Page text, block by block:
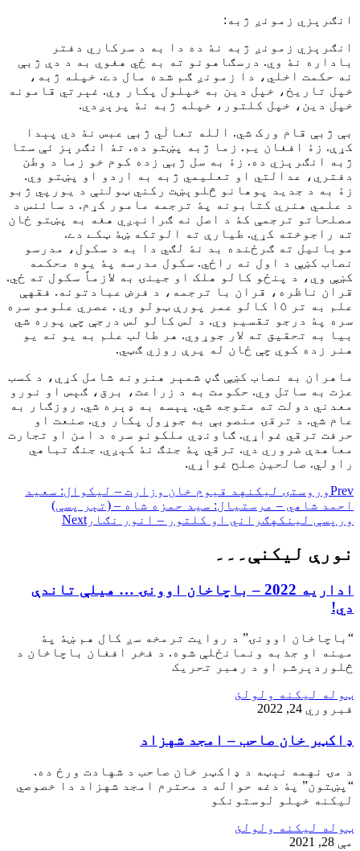
انګرېزي زمونږ ژبه:
انګرېزي زمونږ ژبه نۀ ده دا به د سرکاري دفتر
باداره نۀ وي. درسګاهونو ته به ځي هغوي به د دې ژبې
نه حکمت اخلي، دا زمونږ ګم شده مال دے. خپله ژبه،
خپل تاريخ، خپل دين به خپلول پکار وي. غېرتي قامونه
خپل دين، خپل کلتور، خپله ژبه نۀ پرېږدي.
بې ژبې قام ورک شي. الله تعالٰي ژبې عبس نۀ دي پېدا
کړې. زۀ افغان يم. زما ژبه پښتو ده. تۀ انګرېز ئې ستا
ژبه انګرېزي ده. زۀ به سل ژبې زده کوم خو زما د وطن
دفتري، عدالتي او تعليمي ژبه به اردو او پښتو وي.
زۀ به د جديد پوهانو څلوېښت رکني ټولنې د يورپي ژبو
د علمي هنري کتابونه پۀ ترجمه مامور کړم. د سائنس د
مصلحاتو ترجمې کۀ د اصل نه ګرانېږي هغه به پښتو ځان
ته راجوخته کړي. طيارې ته الوتکه ښۀ ټکے دے.
موبائيل ته ګرځنده بد نۀ لګي دا به د سکول، مدرسو
نصاب کښې د اول نه راځي. سکول مدرسه پۀ يوه محکمه
کښې وي، د پنځو کالو هلک او جينۍ به لازماً سکول ته ځي.
قران ناظره، قران با ترجمه، د فرض عبادتونه. فقهې
علم به تر ١٥ کالو عمر پورې ټولو وي . عصري علومو سره
سره پۀ درجو تقسيم وي. د لس کالو لس درجې چې پوره شي
بيا به تحقيق ته لار جوړوي. هر طالب علم به يو نه يو
هنر زده کوي چې ځان له پرې روزي ګټي.
ماهران به نصاب کښې ګڼ شمېر هنرونه شامل کړي، د کسب
عزت به ساتل وي. حکومت به د زراعت، برق، ګېس او نورو
معدني دولت ته متوجه شي. پېسه به ډېره شي. روزګار به
عام شي. د ترقۍ منصوبې به جوړول پکار وي. صنعت او
حرفت ترقي غواړي. ګاونډي ملکونو سره د امن او تجارت
معاهدې ضروري دي. ترقي پۀ جنګ نۀ کېږي. جنګ تباهي
راولي. صالحين صلح غواړي.
Prevوروستۍ ليکنه د قيوم خان وزارت – ليکوال: سعيد
احمد شاهي – مرستيال: سيد حمزه شاه – (تېر پسې)
ورپسې لينکه ګراني او کلتور – انور نګار Next
نورې ليکنې۔۔۔
اداريه 2022 – باچاخان اوونۍ … هيلې تاندې
دي!
“باچاخان اوونۍ” د روايت ترمخه سږ کال هم ښۀ پۀ
مينه او جذبه ونمانځلې شوه. د فخر افغان باچاخان د
څلوردېرشم او د رهبر تحريک
ټوله ليکنه ولولئ
فبروري 24, 2022
ډاکټر خان صاحب – امجد شهزاد
د مۍ نهمه نېټه د ډاکټر خان صاحب د شهادت ورځ ده.
“پښتون” پۀ دغه حواله د محترم امجد شهزاد دا خصوصي
ليکنه خپلو لوستونکو
ټوله ليکنه ولولئ
مې 28, 2021